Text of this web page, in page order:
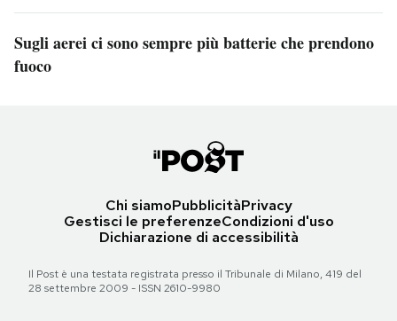
Sugli aerei ci sono sempre più batterie che prendono
fuoco
Chi siamoPubblicitàPrivacy
Gestisci le preferenzeCondizioni d'uso
Dichiarazione di accessibilità
Il Post è una testata registrata presso il Tribunale di Milano, 419 del
28 settembre 2009 - ISSN 2610-9980